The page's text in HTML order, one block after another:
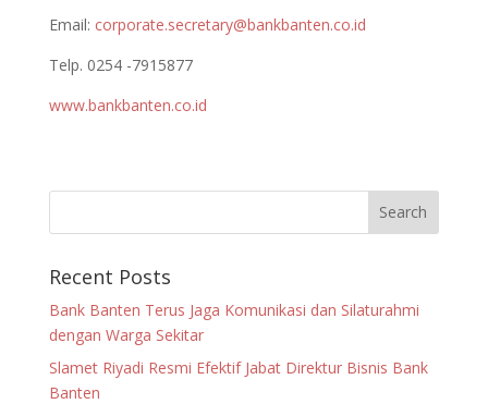
Email: corporate.secretary@bankbanten.co.id
Telp. 0254 -7915877
www.bankbanten.co.id
Recent Posts
Bank Banten Terus Jaga Komunikasi dan Silaturahmi
dengan Warga Sekitar
Slamet Riyadi Resmi Efektif Jabat Direktur Bisnis Bank
Banten